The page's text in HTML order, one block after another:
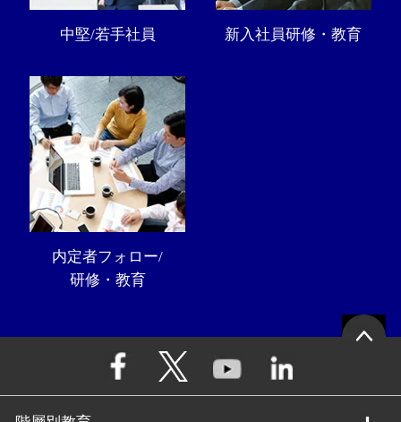
中堅/若手社員 新入社員研修・教育
内定者フォロー/
研修・教育